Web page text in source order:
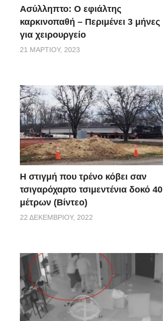
Ασύλληπτο: Ο εφιάλτης
καρκινοπαθή – Περιμένει 3 μήνες
για χειρουργείο
21 ΜΑΡΤΊΟΥ, 2023
H στιγμή που τρένο κόβει σαν
τσιγαρόχαρτο τσιμεντένια δοκό 40
μέτρων (Βίντεο)
22 ΔΕΚΕΜΒΡΊΟΥ, 2022